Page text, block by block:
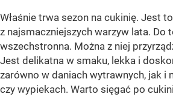
Właśnie trwa sezon na cukinię. Jest
z najsmaczniejszych warzyw lata. Do
wszechstronna. Można z niej
Jest delikatna w smaku, lekka i
zarówno w daniach wytrawnych, jak i
czy wypiekach. Warto sięgać po